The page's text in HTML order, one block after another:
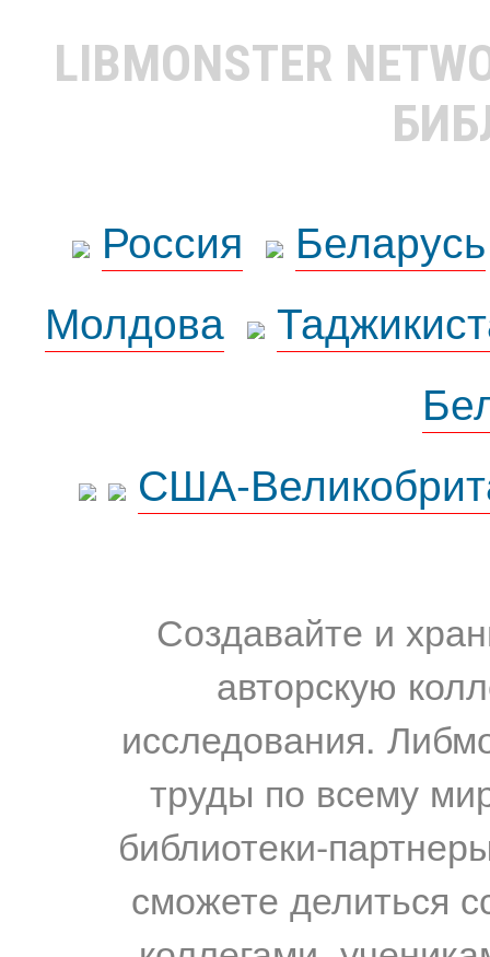
LIBMONSTER
Россия
Беларусь
Молдова
США-
Создавайте и
авторскую
исследования.
труды по всему
библиотеки-
сможете делиться